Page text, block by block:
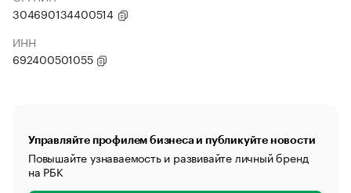
304690134400514
ИНН
692400501055
Управляйте профилем бизнеса и публикуйте новости
Повышайте узнаваемость и развивайте личный бренд
на РБК